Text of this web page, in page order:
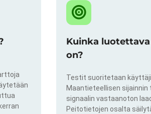
Kuinka
on?
Testit suoritetaan
Maantieteellisen sijainnin
signaalin vastaanoton
Peitotietojen osalta